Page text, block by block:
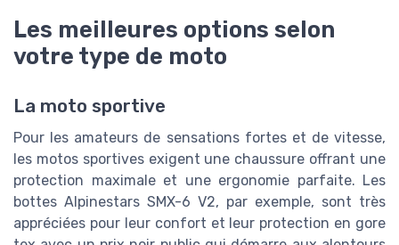
Les meilleures options selon
votre type de moto
La moto sportive
Pour les amateurs de sensations fortes et de vitesse,
les motos sportives exigent une chaussure offrant une
protection maximale et une ergonomie parfaite. Les
bottes Alpinestars SMX-6 V2, par exemple, sont très
appréciées pour leur confort et leur protection en gore